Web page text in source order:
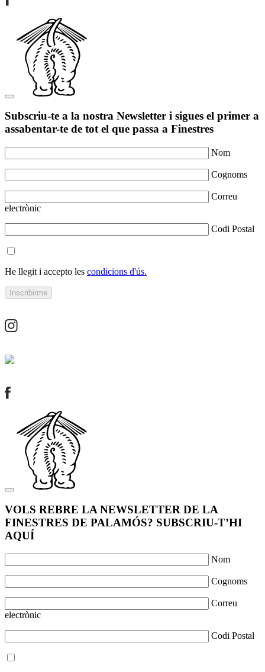
Subscriu-te a la nostra Newsletter i sigues el primer a
assabentar-te de tot el que passa a Finestres
Nom
Cognoms
Correu
electrònic
Codi Postal
He llegit i accepto les condicions d'ús.
VOLS REBRE LA NEWSLETTER DE LA
FINESTRES DE PALAMÓS? SUBSCRIU-T’HI
AQUÍ
Nom
Cognoms
Correu
electrònic
Codi Postal